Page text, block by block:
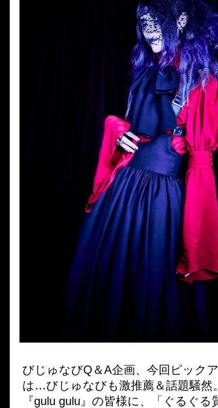
びじゅなびQ＆A企画、今回ピック
は…びじゅなびも激推薦＆話題騒然
『gulu gulu』の皆様に、「ぐるぐる